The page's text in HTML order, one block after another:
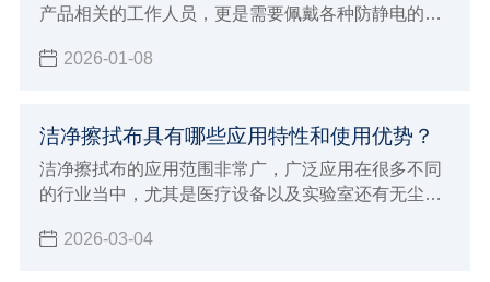
产品相关的工作人员，更是需要佩戴各种防静电的护
到防静电，很多小伙伴也会想知道防静电手环对人体
2026-01-08
洁净擦拭布具有哪些应用特性和使用优势？
洁净擦拭布的应用范围非常广，广泛应用在很多不同
的行业当中，尤其是医疗设备以及实验室还有无尘车
以才会在一些重要的行业领域当中进行使用，能够让
2026-03-04